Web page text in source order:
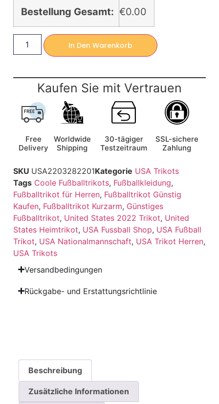
Bestellung Gesamt: €0.00
In Den Warenkorb
Kaufen Sie mit Vertrauen
Free
Delivery
Worldwide
Shipping
30-tägiger
Testzeitraum
SSL-sichere
Zahlung
SKU USA2203282201Kategorie USA Trikots
Tags Coole Fußballtrikots, Fußballkleidung,
Fußballtrikot für Herren, Fußballtrikot Günstig
Kaufen, Fußballtrikot Kurzarm, Günstiges
Fußballtrikot, United States 2022 Trikot, United
States Heimtrikot, USA Fussball Shop, USA Fußball
Trikot, USA Nationalmannschaft, USA Trikot Herren,
USA Trikots
Versandbedingungen
Rückgabe- und Erstattungsrichtlinie
Beschreibung
Zusätzliche Informationen